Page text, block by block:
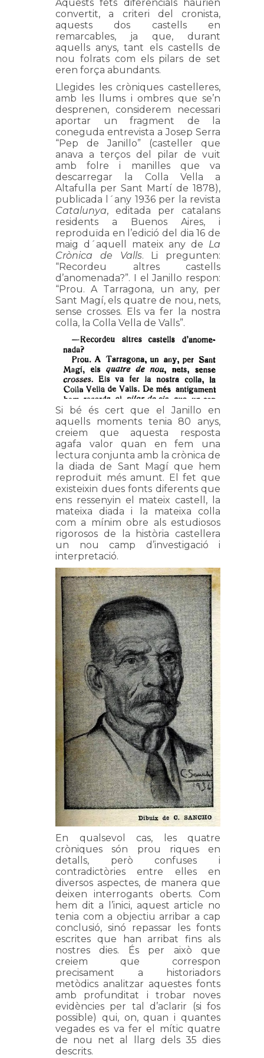
Aquests fets diferencials haurien
convertit, a criteri del cronista,
aquests dos castells en
remarcables, ja que, durant
aquells anys, tant els castells de
nou folrats com els pilars de set
eren força abundants.
Llegides les cròniques castelleres,
amb les llums i ombres que se’n
desprenen, considerem necessari
aportar un fragment de la
coneguda entrevista a Josep Serra
“Pep de Janillo” (casteller que
anava a terços del pilar de vuit
amb folre i manilles que va
descarregar la Colla Vella a
Altafulla per Sant Martí de 1878),
publicada l´any 1936 per la revista
Catalunya, editada per catalans
residents a Buenos Aires, i
reproduïda en l’edició del dia 16 de
maig d´aquell mateix any de La
Crònica de Valls. Li pregunten:
“Recordeu altres castells
d’anomenada?”. I el Janillo respon:
“Prou. A Tarragona, un any, per
Sant Magí, els quatre de nou, nets,
sense crosses. Els va fer la nostra
colla, la Colla Vella de Valls”.
Si bé és cert que el Janillo en
aquells moments tenia 80 anys,
creiem que aquesta resposta
agafa valor quan en fem una
lectura conjunta amb la crònica de
la diada de Sant Magí que hem
reproduït més amunt. El fet que
existeixin dues fonts diferents que
ens ressenyin el mateix castell, la
mateixa diada i la mateixa colla
com a mínim obre als estudiosos
rigorosos de la història castellera
un nou camp d’investigació i
interpretació.
En qualsevol cas, les quatre
cròniques són prou riques en
detalls, però confuses i
contradictòries entre elles en
diversos aspectes, de manera que
deixen interrogants oberts. Com
hem dit a l’inici, aquest article no
tenia com a objectiu arribar a cap
conclusió, sinó repassar les fonts
escrites que han arribat fins als
nostres dies. És per això que
creiem que correspon
precisament a historiadors
metòdics analitzar aquestes fonts
amb profunditat i trobar noves
evidències per tal d’aclarir (si fos
possible) qui, on, quan i quantes
vegades es va fer el mític quatre
de nou net al llarg dels 35 dies
descrits.